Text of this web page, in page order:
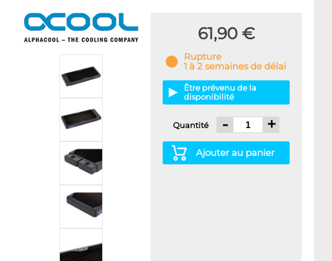
61,90 €
Rupture
1 à 2 semaines de délai
Être prévenu de la
disponibilité
Quantité - +
Ajouter au panier